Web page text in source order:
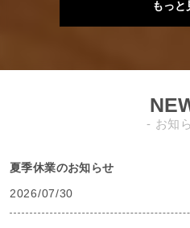
もっと
- お知
夏季休業のお知らせ
2026/07/30